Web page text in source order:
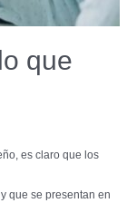
que
es claro que los
que se presentan en